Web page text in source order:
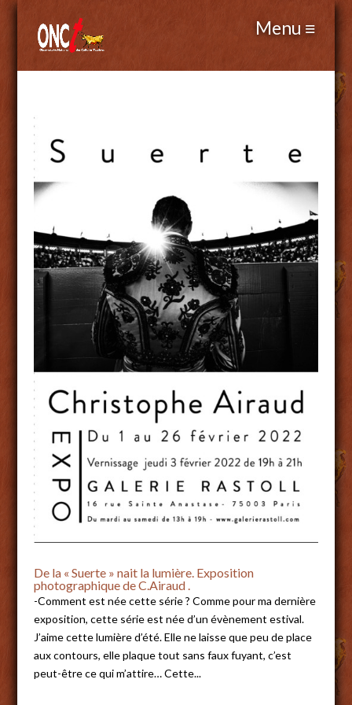
De la « Suerte » nait la lumière. Exposition
photographique de C.Airaud .
-Comment est née cette série ? Comme pour ma dernière
exposition, cette série est née d’un évènement estival.
J’aime cette lumière d’été. Elle ne laisse que peu de place
aux contours, elle plaque tout sans faux fuyant, c’est
peut-être ce qui m’attire… Cette...